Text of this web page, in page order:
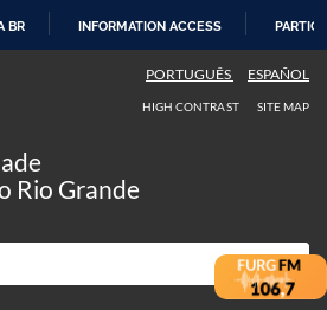
BR INFORMATION ACCESS
PORTUGUÊS ESPAÑOL
HIGH CONTRAST SITE MAP
Rio Grande